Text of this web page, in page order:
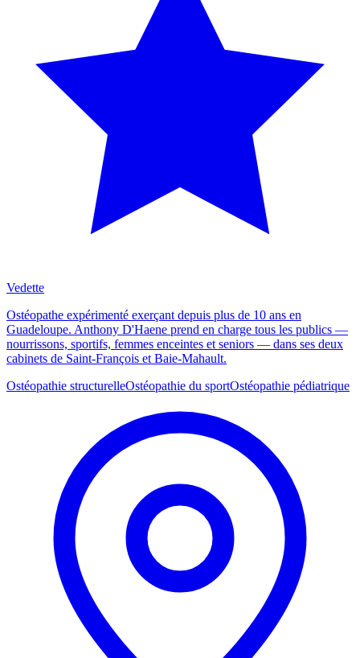
Vedette
Ostéopathe expérimenté exerçant depuis plus de 10 ans en
Guadeloupe. Anthony D'Haene prend en charge tous les publics —
nourrissons, sportifs, femmes enceintes et seniors — dans ses deux
cabinets de Saint-François et Baie-Mahault.
Ostéopathie structurelleOstéopathie du sportOstéopathie pédiatrique